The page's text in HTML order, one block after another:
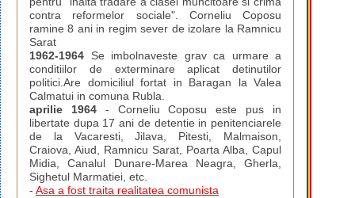
contra reformelor sociale". Corneliu Coposu
ramine 8 ani in regim sever de izolare la Ramnicu
Sarat
1962-1964 Se imbolnaveste grav ca urmare a
conditiilor de exterminare aplicat detinutilor
politici.Are domiciliul fortat in Baragan la Valea
Calmatui in comuna Rubla.
aprilie 1964- Corneliu Coposu este pus in
libertate dupa 17 ani de detentie in penitenciarele
de la Vacaresti, Jilava, Pitesti, Malmaison,
Craiova, Aiud, Ramnicu Sarat, Poarta Alba, Capul
Midia, Canalul Dunare-Marea Neagra, Gherla,
Sighetul Marmatiei, etc.
- Asa a fost traita realitatea comunista